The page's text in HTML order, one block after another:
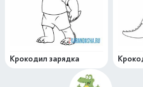
Крокодил зарядка